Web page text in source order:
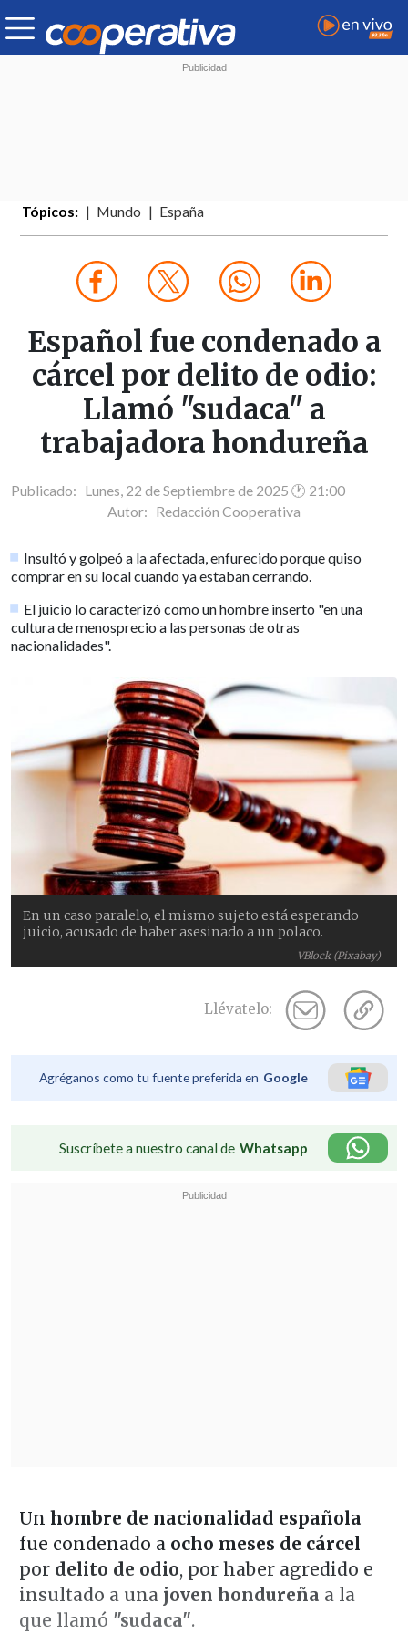
Tópicos: Mundo España
Español fue condenado a
cárcel por delito de odio:
Llamó "sudaca" a
trabajadora hondureña
Publicado: Lunes, 22 de Septiembre de 2025 🕐 21:00
Autor: Redacción Cooperativa
Insultó y golpeó a la afectada, enfurecido porque quiso
comprar en su local cuando ya estaban cerrando.
El juicio lo caracterizó como un hombre inserto "en una
cultura de menosprecio a las personas de otras
nacionalidades".
VBlock (Pixabay)
En un caso paralelo, el mismo sujeto está esperando
juicio, acusado de haber asesinado a un polaco.
Llévatelo:
Agréganos como tu fuente preferida en Google
Suscríbete a nuestro canal de Whatsapp
Un hombre de nacionalidad española
fue condenado a ocho meses de cárcel
por delito de odio, por haber agredido e
insultado a una joven hondureña a la
que llamó "sudaca".